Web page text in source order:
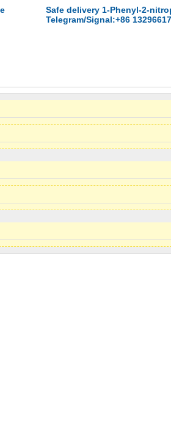
Safe delivery 1-Phenyl-2-
Telegram/Signal:+86